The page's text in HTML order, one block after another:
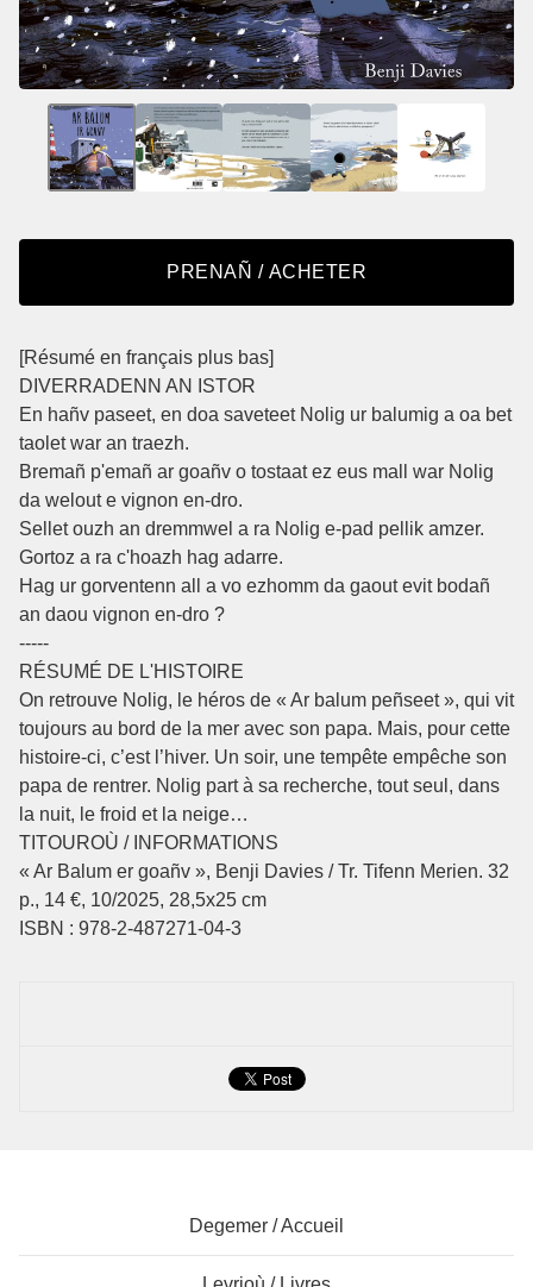
PRENAÑ / ACHETER
[Résumé en français plus bas]
DIVERRADENN AN ISTOR
En hañv paseet, en doa saveteet Nolig ur balumig a oa bet
taolet war an traezh.
Bremañ p'emañ ar goañv o tostaat ez eus mall war Nolig
da welout e vignon en-dro.
Sellet ouzh an dremmwel a ra Nolig e-pad pellik amzer.
Gortoz a ra c'hoazh hag adarre.
Hag ur gorventenn all a vo ezhomm da gaout evit bodañ
an daou vignon en-dro ?
-----
RÉSUMÉ DE L'HISTOIRE
On retrouve Nolig, le héros de « Ar balum peñseet », qui vit
toujours au bord de la mer avec son papa. Mais, pour cette
histoire-ci, c’est l’hiver. Un soir, une tempête empêche son
papa de rentrer. Nolig part à sa recherche, tout seul, dans
la nuit, le froid et la neige…
TITOUROÙ / INFORMATIONS
« Ar Balum er goañv », Benji Davies / Tr. Tifenn Merien. 32
p., 14 €, 10/2025, 28,5x25 cm
ISBN : 978-2-487271-04-3
Degemer / Accueil